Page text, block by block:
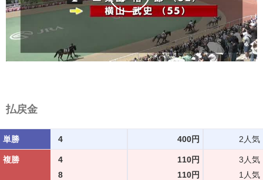
払戻金
単勝 4 400円 2人気
複勝 4 110円
3人気
8
110円
1人気